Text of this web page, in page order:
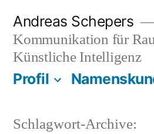
Inhalt
springen
Andreas Schepers
Kommunikation für
Künstliche Intelligenz
Profil
Schlagwort-Archive: